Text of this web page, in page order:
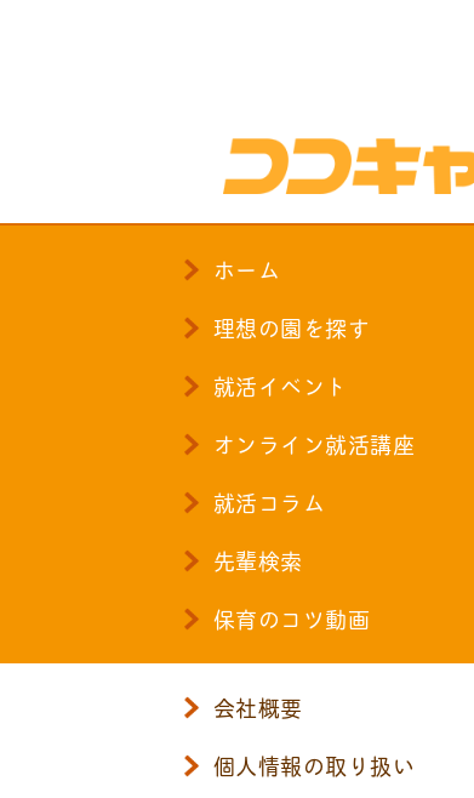
ホーム
理想の園を探す
就活イベント
オンライン就活講座
就活コラム
先輩検索
保育のコツ動画
会社概要
個人情報の取り扱い